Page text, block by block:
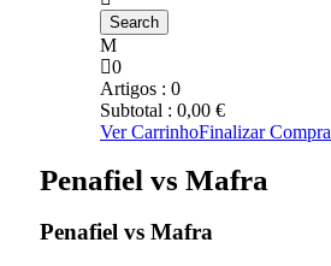
0
Artigos : 0
Subtotal : 0,00 €
Ver CarrinhoFinalizar Compra
Penafiel vs Mafra
Penafiel vs Mafra